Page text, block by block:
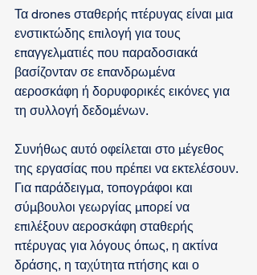
Τα drones σταθερής πτέρυγας είναι μια
ενστικτώδης επιλογή για τους
επαγγελματιές που παραδοσιακά
βασίζονταν σε επανδρωμένα
αεροσκάφη ή δορυφορικές εικόνες για
τη συλλογή δεδομένων.
Συνήθως αυτό οφείλεται στο μέγεθος
της εργασίας που πρέπει να εκτελέσουν.
Για παράδειγμα, τοπογράφοι και
σύμβουλοι γεωργίας μπορεί να
επιλέξουν αεροσκάφη σταθερής
πτέρυγας για λόγους όπως, η ακτίνα
δράσης, η ταχύτητα πτήσης και ο